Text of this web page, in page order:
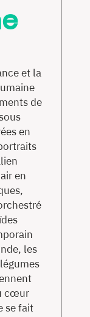
et la
de
en
en
les
cœur
se fait